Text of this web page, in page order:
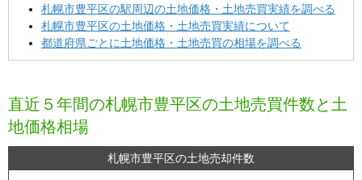
札幌市豊平区の駅周辺の土地価格・土地売買実績を調べる
札幌市豊平区の土地価格・土地売買実績について
都道府県ごとに土地価格・土地売買の相場を調べる
直近５年間の札幌市豊平区の土地売買件数と土
地価格相場
札幌市豊平区の土地売却件数